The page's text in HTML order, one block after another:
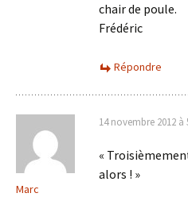
chair de poule.
Frédéric
Répondre
Marc
14 novembre 2012 à
«
alors ! »